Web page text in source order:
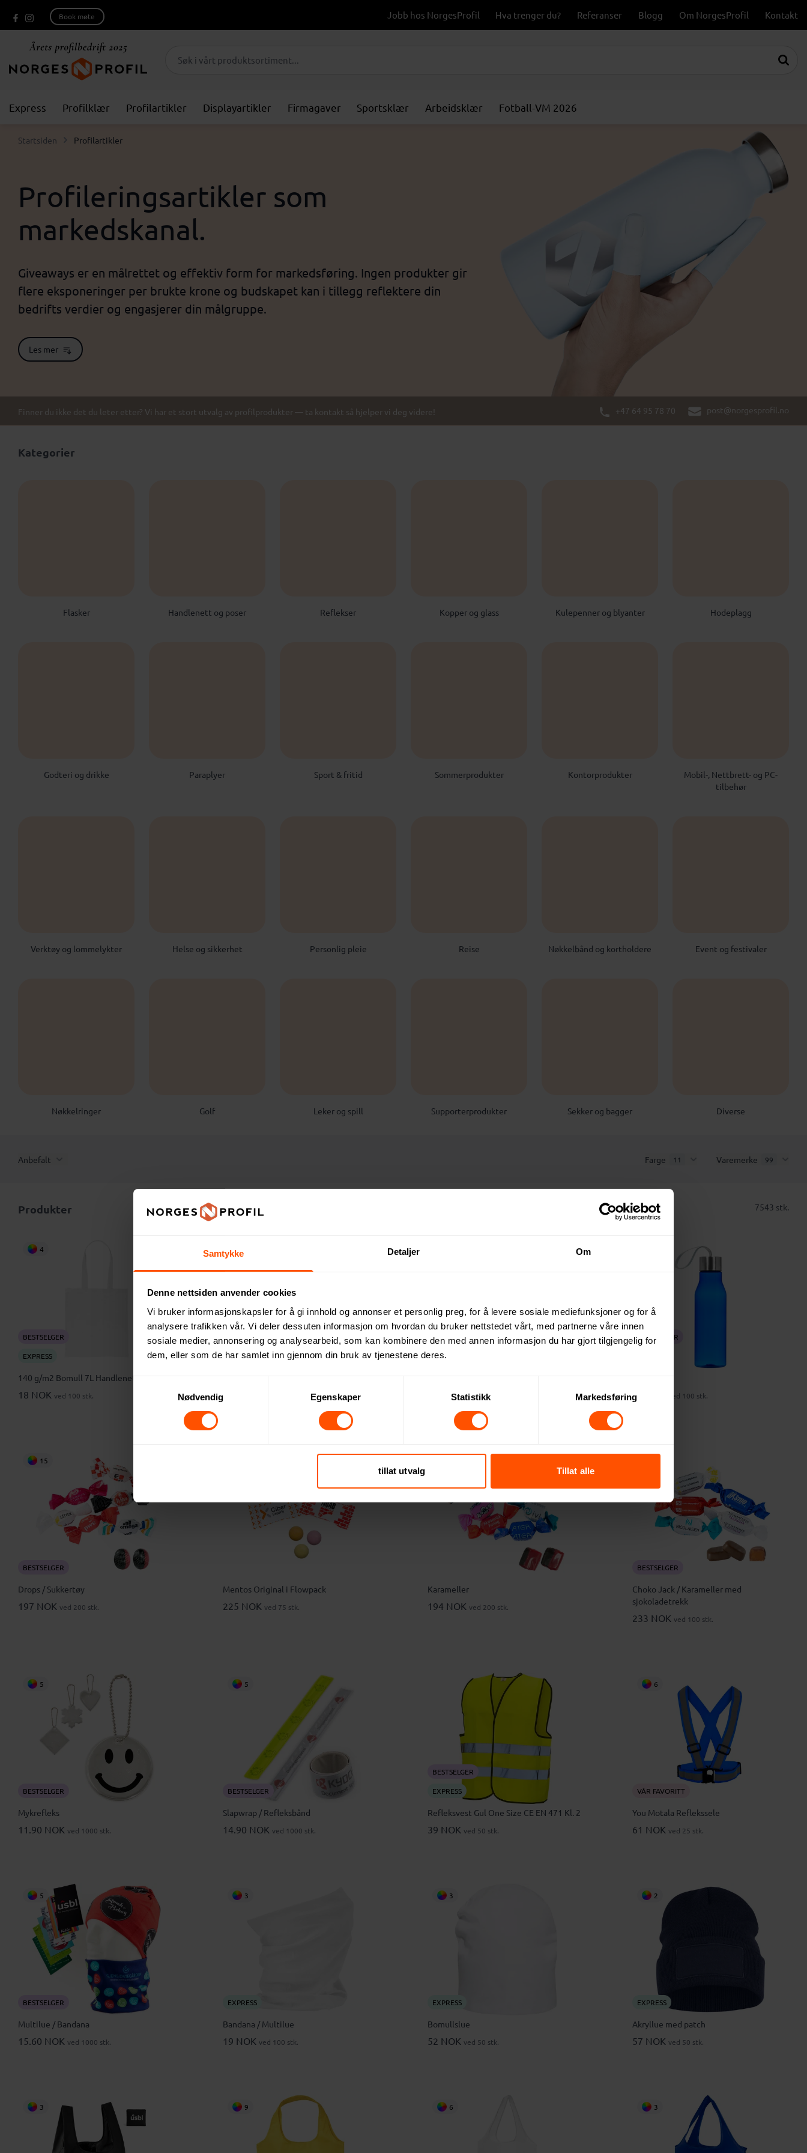
Samtykke Detaljer Om
Denne nettsiden anvender cookies
Vi bruker informasjonskapsler for å gi innhold og annonser et personlig preg, for å levere sosiale mediefunksjoner og for å
analysere trafikken vår. Vi deler dessuten informasjon om hvordan du bruker nettstedet vårt, med partnerne våre innen
sosiale medier, annonsering og analysearbeid, som kan kombinere den med annen informasjon du har gjort tilgjengelig for
dem, eller som de har samlet inn gjennom din bruk av tjenestene deres.
Samtykkevalg
Nødvendig
Egenskaper Statistikk Markedsføring
tillat utvalg Tillat alle
Book møte Jobb hos NorgesProfil Hva trenger du? Referanser Blogg Om NorgesProfil Kontakt
Express Profilklær Profilartikler Displayartikler Firmagaver Sportsklær Arbeidsklær Fotball-VM 2026
Startsiden Profilartikler
Profileringsartikler som
markedskanal.
Giveaways er en målrettet og effektiv form for markedsføring. Ingen produkter gir
flere eksponeringer per brukte krone og budskapet kan i tillegg reflektere din
bedrifts verdier og engasjerer din målgruppe.
Les mer
Finner du ikke det du leter etter? Vi har et stort utvalg av profilprodukter — ta kontakt så hjelper vi deg videre! +47 64 95 78 70 post@norgesprofil.no
Kategorier
Flasker Handlenett og poser Reflekser Kopper og glass Kulepenner og blyanter Hodeplagg
Godteri og drikke Paraplyer Sport & fritid Sommerprodukter Kontorprodukter
Mobil-, Nettbrett- og PC-
tilbehør
Verktøy og lommelykter Helse og sikkerhet Personlig pleie Reise Nøkkelbånd og kortholdere Event og festivaler
Nøkkelringer Golf Leker og spill Supporterprodukter Sekker og bagger Diverse
Anbefalt Farge 11 Varemerke 99
Produkter 7543 stk.
4
BESTSELGER
EXPRESS
140 g/m2 Bomull 7L Handlenett
18 NOK ved 100 stk.
BESTSELGER
EXPRESS
26 NOK
BESTSELGER
EXPRESS
7.50 NOKved 250 stk.
BESTSELGER
47 NOK ved 100 stk.
15
BESTSELGER
Drops / Sukkertøy
197 NOK ved 200 stk.
Mentos Original i Flowpack
225 NOK ved 75 stk.
Karameller
194 NOK ved 200 stk.
BESTSELGER
Choko Jack / Karameller med
sjokoladetrekk
233 NOK ved 100 stk.
5
BESTSELGER
Mykrefleks
11.90 NOK ved 1000 stk.
5
BESTSELGER
Slapwrap / Refleksbånd
14.90 NOK ved 1000 stk.
BESTSELGER
EXPRESS
Refleksvest Gul One Size CE EN 471 Kl. 2
39 NOK ved 50 stk.
6
VÅR FAVORITT
You Motala Reflekssele
61 NOK ved 25 stk.
5
BESTSELGER
Multilue / Bandana
15.60 NOK ved 1000 stk.
3
EXPRESS
Bandana / Multilue
19 NOK ved 100 stk.
3
EXPRESS
Bomullslue
52 NOK ved 50 stk.
2
EXPRESS
Akryllue med patch
57 NOK ved 50 stk.
3 9 6 3